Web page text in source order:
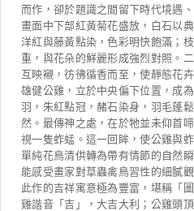
而作，卻於題識之間留下時代境遇
畫面中下部紅黃菊花盛放，白石以
洋紅與藤黃點染，色彩明快飽滿；
重，與花朵的鮮麗形成強烈對照。
互映襯，彷彿循香而至，使靜態花
雄健公雞，立於中央偏下位置，成
羽，朱紅點冠，赭石染身，羽毛蓬
然。最傳神之處，在於牠並未仰首
視一隻蚱蜢。這一回眸，使公雞與
單純花鳥清供轉為帶有情節的自然
能感受畫家對草蟲禽鳥習性的細膩觀
此作的吉祥寓意極為豐富，堪稱「
雞諧音「吉」，大吉大利；公雞頭